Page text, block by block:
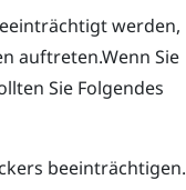
werden,
auftreten.Wenn Sie
Sie Folgendes
beeinträchtigen.